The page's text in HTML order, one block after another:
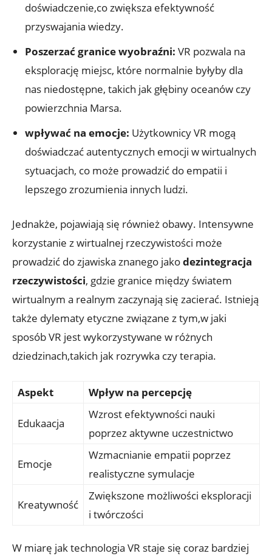
doświadczenie,co zwiększa efektywność
przyswajania wiedzy.
Poszerzać granice⁢ wyobraźni: ‌VR⁣ pozwala na
‌eksplorację miejsc, które normalnie ⁢byłyby dla
‌nas niedostępne, takich jak głębiny oceanów czy⁣
powierzchnia Marsa.
wpływać na ⁢emocje: ‍Użytkownicy VR mogą
doświadczać autentycznych emocji w wirtualnych
sytuacjach, co może prowadzić‍ do empatii i
lepszego zrozumienia ⁢innych ludzi.
Jednakże, pojawiają się ​również⁤ obawy. Intensywne
korzystanie z wirtualnej rzeczywistości może
prowadzić‍ do zjawiska⁤ znanego⁣ jakodezintegracja
rzeczywistości, gdzie granice⁤ między⁢ światem⁣
wirtualnym a realnym zaczynają się zacierać. ‍Istnieją
także dylematy etyczne związane z tym,w ⁤jaki
sposób VR jest⁤ wykorzystywane w różnych
dziedzinach,takich jak⁤ rozrywka czy terapia.
Aspekt Wpływ na​ percepcję
Edukaacja
Wzrost ‍efektywności nauki
poprzez aktywne uczestnictwo
Emocje
Wzmacnianie‌ empatii ‌poprzez
realistyczne symulacje
Kreatywność
Zwiększone możliwości‌ eksploracji⁤
i twórczości
W miarę ​jak technologia VR ‌staje się coraz bardziej